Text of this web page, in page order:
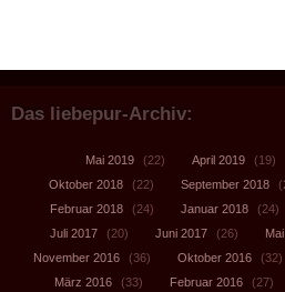
Das liebepur-Archiv:
Mai 2019 (22) April 2019 (19)
Oktober 2018
(22) September 2018
Februar 2018
(24) Januar 2018 (24)
Juli 2017
(20) Juni 2017 (26)
November 2016
(36) Oktober 2016 (32)
März 2016
(33) Februar 2016 (27)